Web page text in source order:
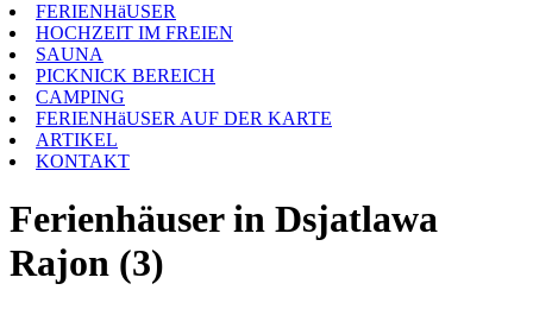
FERIENHäUSER
HOCHZEIT IM FREIEN
SAUNA
PICKNICK BEREICH
CAMPING
FERIENHäUSER AUF DER KARTE
ARTIKEL
KONTAKT
Ferienhäuser in Dsjatlawa
Rajon (3)